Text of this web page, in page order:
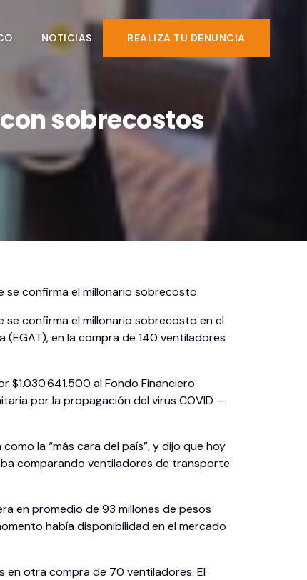
NOTICIAS REALIZA TU DENUNCIA
sobrecostos
se confirma el millonario sobrecosto.
se confirma el millonario sobrecosto en el
en la compra de 140 ventiladores
$1.030.641.500 al Fondo Financiero
por la propagación del virus COVID –
la “más cara del país”, y dijo que hoy
comparando ventiladores de transporte
en promedio de 93 millones de pesos
había disponibilidad en el mercado
en otra compra de 70 ventiladores. El